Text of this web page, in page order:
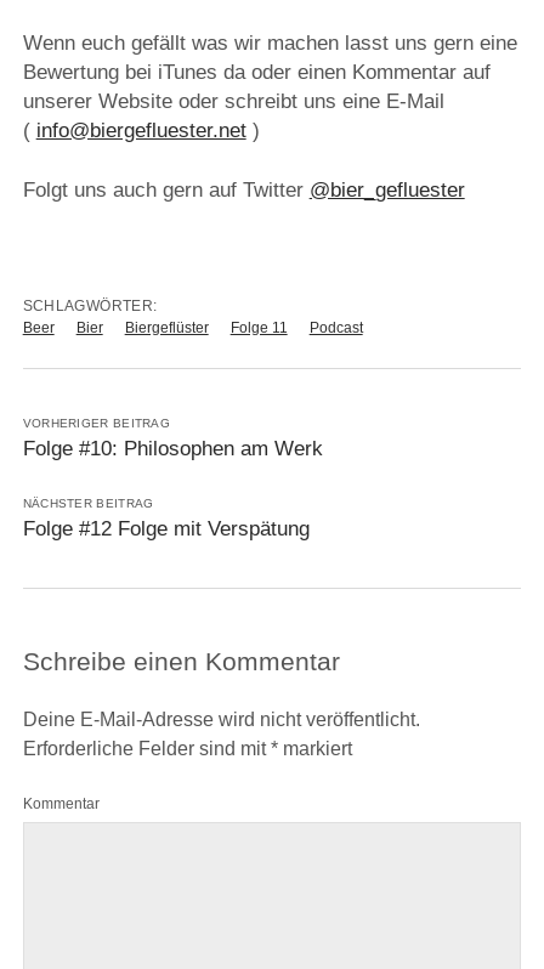
Wenn euch gefällt was wir machen lasst uns gern eine
Bewertung bei iTunes da oder einen Kommentar auf
unserer Website oder schreibt uns eine E-Mail
( info@biergefluester.net)
Folgt uns auch gern auf Twitter @bier_gefluester
SCHLAGWÖRTER:
Beer
Bier Biergeflüster Folge 11 Podcast
VORHERIGER BEITRAG
Folge #10: Philosophen am Werk
NÄCHSTER BEITRAG
Folge #12 Folge mit Verspätung
Schreibe einen Kommentar
Deine E-Mail-Adresse wird nicht veröffentlicht.
Erforderliche Felder sind mit*markiert
Kommentar